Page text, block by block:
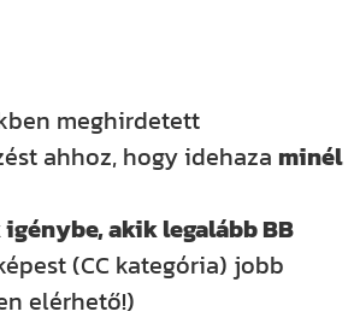
meghirdetett
ahhoz, hogy idehaza minél
akik legalább BB
(CC kategória) jobb
elérhető!)